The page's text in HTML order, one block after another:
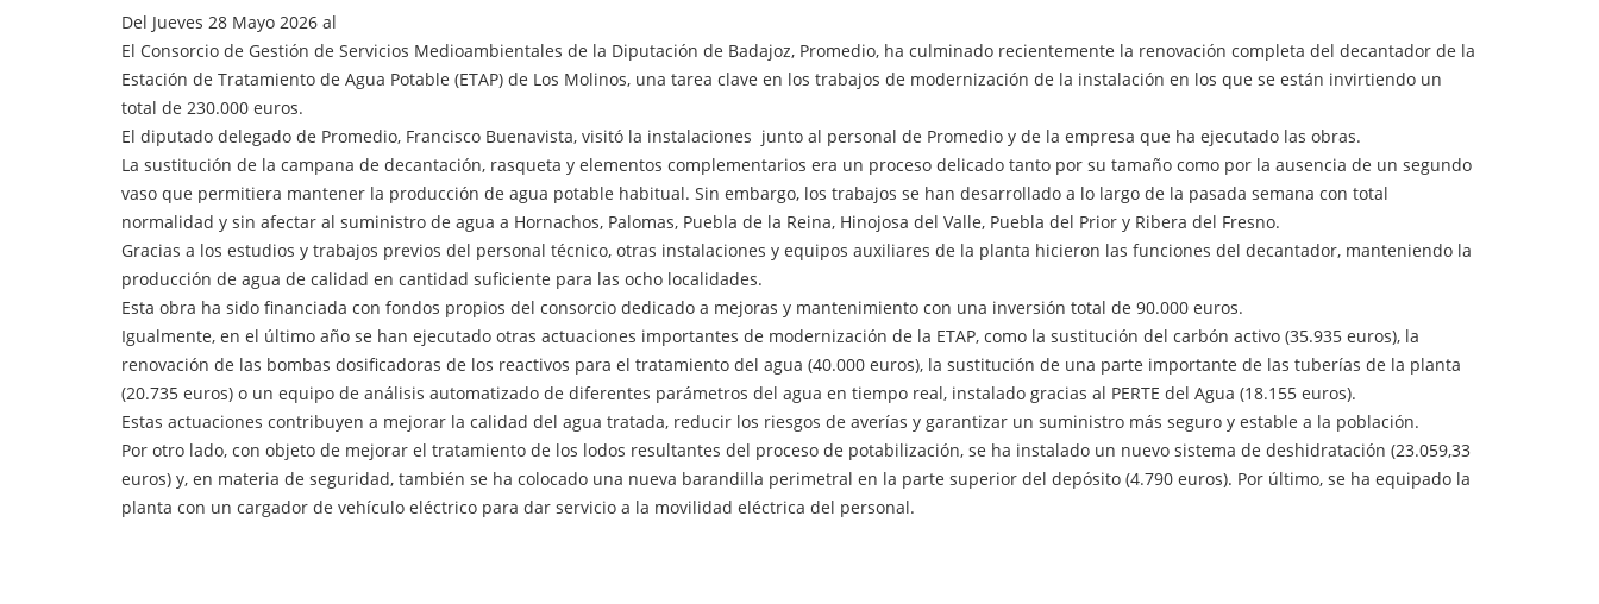
Del Jueves 28 Mayo 2026 al
El Consorcio de Gestión de Servicios Medioambientales de la Diputación de Badajoz, Promedio, ha culminado recientemente la renovación completa del decantador de la
Estación de Tratamiento de Agua Potable (ETAP) de Los Molinos, una tarea clave en los trabajos de modernización de la instalación en los que se están invirtiendo un
total de 230.000 euros.
El diputado delegado de Promedio, Francisco Buenavista, visitó la instalaciones junto al personal de Promedio y de la empresa que ha ejecutado las obras.
La sustitución de la campana de decantación, rasqueta y elementos complementarios era un proceso delicado tanto por su tamaño como por la ausencia de un segundo
vaso que permitiera mantener la producción de agua potable habitual. Sin embargo, los trabajos se han desarrollado a lo largo de la pasada semana con total
normalidad y sin afectar al suministro de agua a Hornachos, Palomas, Puebla de la Reina, Hinojosa del Valle, Puebla del Prior y Ribera del Fresno.
Gracias a los estudios y trabajos previos del personal técnico, otras instalaciones y equipos auxiliares de la planta hicieron las funciones del decantador, manteniendo la
producción de agua de calidad en cantidad suficiente para las ocho localidades.
Esta obra ha sido financiada con fondos propios del consorcio dedicado a mejoras y mantenimiento con una inversión total de 90.000 euros.
Igualmente, en el último año se han ejecutado otras actuaciones importantes de modernización de la ETAP, como la sustitución del carbón activo (35.935 euros), la
renovación de las bombas dosificadoras de los reactivos para el tratamiento del agua (40.000 euros), la sustitución de una parte importante de las tuberías de la planta
(20.735 euros) o un equipo de análisis automatizado de diferentes parámetros del agua en tiempo real, instalado gracias al PERTE del Agua (18.155 euros).
Estas actuaciones contribuyen a mejorar la calidad del agua tratada, reducir los riesgos de averías y garantizar un suministro más seguro y estable a la población.
Por otro lado, con objeto de mejorar el tratamiento de los lodos resultantes del proceso de potabilización, se ha instalado un nuevo sistema de deshidratación (23.059,33
euros) y, en materia de seguridad, también se ha colocado una nueva barandilla perimetral en la parte superior del depósito (4.790 euros). Por último, se ha equipado la
planta con un cargador de vehículo eléctrico para dar servicio a la movilidad eléctrica del personal.